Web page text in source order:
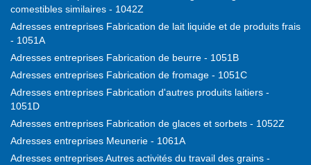
comestibles similaires - 1042Z
Adresses entreprises Fabrication de lait liquide et de produits frais
- 1051A
Adresses entreprises Fabrication de beurre - 1051B
Adresses entreprises Fabrication de fromage - 1051C
Adresses entreprises Fabrication d'autres produits laitiers -
1051D
Adresses entreprises Fabrication de glaces et sorbets - 1052Z
Adresses entreprises Meunerie - 1061A
Adresses entreprises Autres activités du travail des grains -